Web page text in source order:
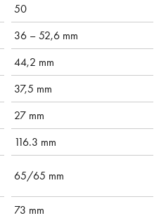
50
36 – 52,6 mm
44,2 mm
37,5 mm
27 mm
116.3 mm
65/65 mm
73 mm